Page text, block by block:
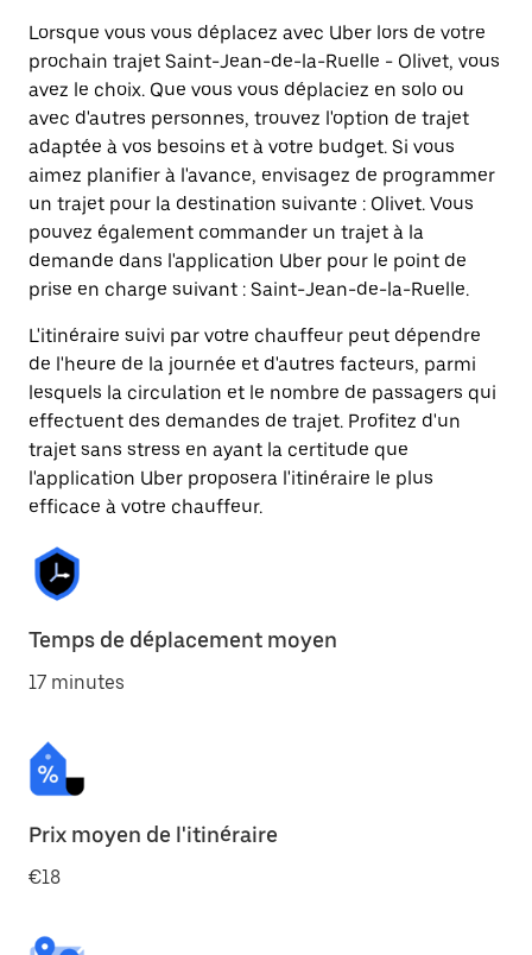
Lorsque vous vous déplacez avec Uber lors de votre
prochain trajet Saint-Jean-de-la-Ruelle - Olivet, vous
avez le choix. Que vous vous déplaciez en solo ou
avec d'autres personnes, trouvez l'option de trajet
adaptée à vos besoins et à votre budget. Si vous
aimez planifier à l'avance, envisagez de programmer
un trajet pour la destination suivante : Olivet. Vous
pouvez également commander un trajet à la
demande dans l'application Uber pour le point de
prise en charge suivant : Saint-Jean-de-la-Ruelle.
L'itinéraire suivi par votre chauffeur peut dépendre
de l'heure de la journée et d'autres facteurs, parmi
lesquels la circulation et le nombre de passagers qui
effectuent des demandes de trajet. Profitez d'un
trajet sans stress en ayant la certitude que
l'application Uber proposera l'itinéraire le plus
efficace à votre chauffeur.
Temps de déplacement moyen
17 minutes
Prix moyen de l'itinéraire
€18